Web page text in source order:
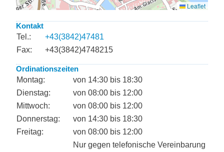
Kontakt
Tel.:
+43(3842)47481
Fax:
+43(3842)4748215
Ordinationszeiten
Montag:
von 14:30 bis 18:30
Dienstag:
von 08:00 bis 12:00
Mittwoch:
von 08:00 bis 12:00
Donnerstag:
von 14:30 bis 18:30
Freitag:
von 08:00 bis 12:00
Nur gegen telefonische Vereinbarung